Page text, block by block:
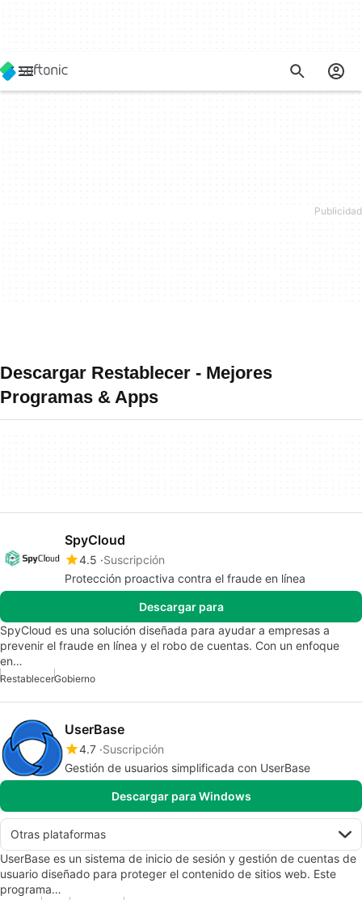
Descargar Restablecer - Mejores
Programas & Apps
SpyCloud
4.5 Suscripción
Protección proactiva contra el fraude en línea
Descargar para
SpyCloud es una solución diseñada para ayudar a empresas a
prevenir el fraude en línea y el robo de cuentas. Con un enfoque
en…
RestablecerGobierno
UserBase
4.7 Suscripción
Gestión de usuarios simplificada con UserBase
Descargar para Windows
Otras plataformas
UserBase es un sistema de inicio de sesión y gestión de cuentas de
usuario diseñado para proteger el contenido de sitios web. Este
programa…